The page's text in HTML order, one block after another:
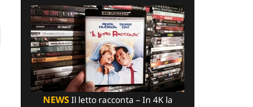
NEWSIl letto racconta – In 4K la